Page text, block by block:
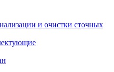
и очистки сточных